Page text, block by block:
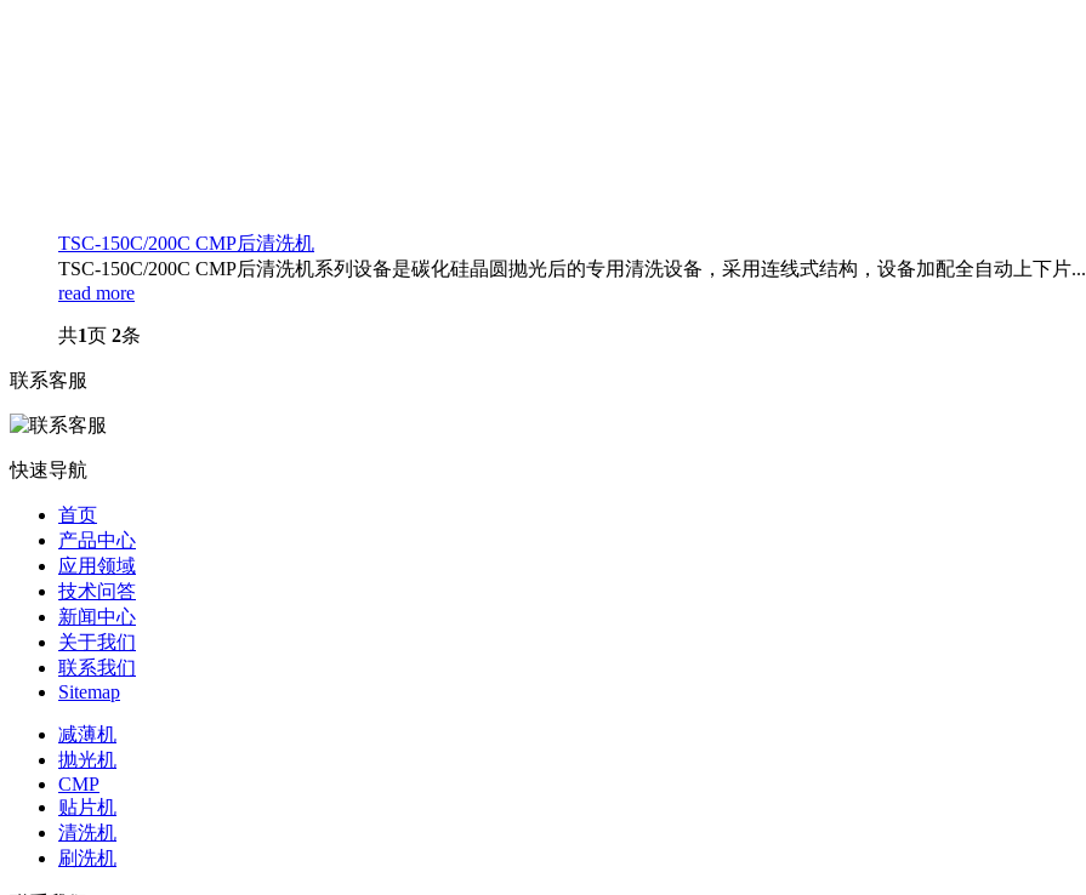
TSC-150C/200C CMP后清洗机
TSC-150C/200C CMP后清洗机系列设备是碳化硅晶圆抛光后的专用清洗设备，采用连线式结构，设备加配全自动上下片...
read more
共1页 2条
联系客服
快速导航
首页
产品中心
应用领域
技术问答
新闻中心
关于我们
联系我们
Sitemap
减薄机
抛光机
CMP
贴片机
清洗机
刷洗机